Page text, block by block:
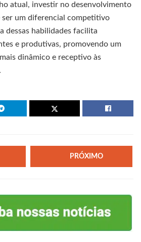
atual, investir no desenvolvimento
ser um diferencial competitivo
dessas habilidades facilita
e produtivas, promovendo um
dinâmico e receptivo às
PRÓXIMO